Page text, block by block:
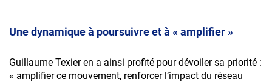
Une dynamique à poursuivre et à « amplifier »
Guillaume Texier en a ainsi profité pour dévoiler sa priorité :
« amplifier ce mouvement, renforcer l’impact du réseau